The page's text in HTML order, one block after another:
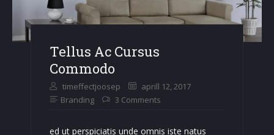
Tellus Ac Cursus
Commodo
timeffectjoosep
aprill 12, 2017
Branding
3 Comments
ed ut perspiciatis unde omnis iste natus